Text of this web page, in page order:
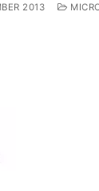
2013